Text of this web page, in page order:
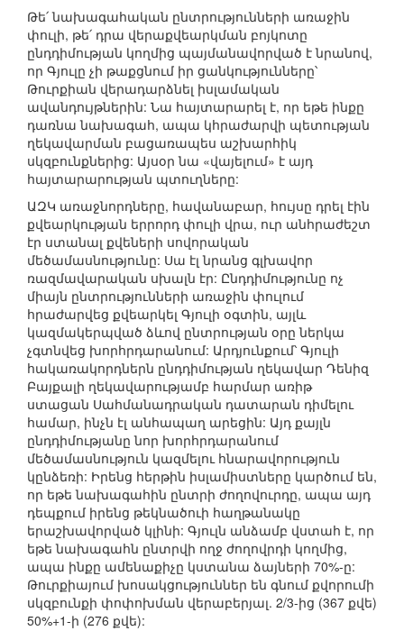
Թե՛ նախագահական ընտրությունների առաջին
փուլի, թե՛ դրա վերաքվեարկման բոյկոտը
ընդդիմության կողմից պայմանավորված է նրանով,
որ Գյուլը չի թաքցնում իր ցանկությունները՝
Թուրքիան վերադարձնել իսլամական
ավանդույթներին: Նա հայտարարել է, որ եթե ինքը
դառնա նախագահ, ապա կհրաժարվի պետության
ղեկավարման բացառապես աշխարհիկ
սկզբունքներից: Այսօր նա «վայելում» է այդ
հայտարարության պտուղները:
ԱԶԿ առաջնորդները, հավանաբար, հույսը դրել էին
քվեարկության երրորդ փուլի վրա, ուր անհրաժեշտ
էր ստանալ քվեների սովորական
մեծամասնությունը: Սա էլ նրանց գլխավոր
ռազմավարական սխալն էր: Ընդդիմությունը ոչ
միայն ընտրությունների առաջին փուլում
հրաժարվեց քվեարկել Գյուլի օգտին, այլև
կազմակերպված ձևով ընտրության օրը ներկա
չգտնվեց խորհրդարանում: Արդյունքում՝ Գյուլի
հակառակորդներն ընդդիմության ղեկավար Դենիզ
Բայքալի ղեկավարությամբ հարմար առիթ
ստացան Սահմանադրական դատարան դիմելու
համար, ինչն էլ անհապաղ արեցին: Այդ քայլն
ընդդիմությանը նոր խորհրդարանում
մեծամասնություն կազմելու հնարավորություն
կընձեռի: Իրենց հերթին իսլամիստները կարծում են,
որ եթե նախագահին ընտրի ժողովուրդը, ապա այդ
դեպքում իրենց թեկնածուի հաղթանակը
երաշխավորված կլինի: Գյուլն անձամբ վստահ է, որ
եթե նախագահն ընտրվի ողջ ժողովրդի կողմից,
ապա ինքը ամենաքիչը կստանա ձայների 70%-ը:
Թուրքիայում խոսակցություններ են գնում քվորումի
սկզբունքի փոփոխման վերաբերյալ. 2/3-ից (367 քվե)
50%+1-ի (276 քվե):